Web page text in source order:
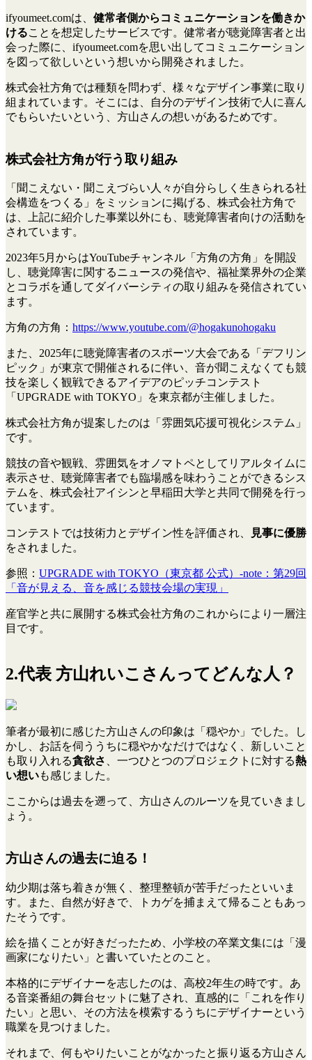
ifyoumeet.comは、 健常者側からコミュニケーションを働きか
けることを想定したサービスです。健常者が聴覚障害者と出
会った際に、ifyoumeet.comを思い出してコミュニケーション
を図って欲しいという想いから開発されました。
株式会社方角では種類を問わず、様々なデザイン事業に取り
組まれています。そこには、自分のデザイン技術で人に喜ん
でもらいたいという、方山さんの想いがあるためです。
株式会社方角が行う取り組み
「聞こえない・聞こえづらい人々が自分らしく生きられる社
会構造をつくる」をミッションに掲げる、株式会社方角で
は、上記に紹介した事業以外にも、聴覚障害者向けの活動を
されています。
2023年5月からはYouTubeチャンネル「方角の方角」を開設
し、聴覚障害に関するニュースの発信や、福祉業界外の企業
とコラボを通してダイバーシティの取り組みを発信されてい
ます。
方角の方角： https://www.youtube.com/@hogakunohogaku
また、2025年に聴覚障害者のスポーツ大会である「デフリン
ピック」が東京で開催されるに伴い、音が聞こえなくても競
技を楽しく観戦できるアイデアのピッチコンテスト
「UPGRADE with TOKYO」を東京都が主催しました。
株式会社方角が提案したのは「雰囲気応援可視化システム」
です。
競技の音や観戦、雰囲気をオノマトペとしてリアルタイムに
表示させ、聴覚障害者でも臨場感を味わうことができるシス
テムを、株式会社アイシンと早稲田大学と共同で開発を行っ
ています。
コンテストでは技術力とデザイン性を評価され、
見事に優勝
をされました。
参照： UPGRADE with TOKYO（東京都 公式）-note：第29回
「音が見える、音を感じる競技会場の実現」
産官学と共に展開する株式会社方角のこれからにより一層注
目です。
2.代表 方山れいこさんってどんな人？
筆者が最初に感じた方山さんの印象は「穏やか」でした。し
かし、お話を伺ううちに穏やかなだけではなく、新しいこと
も取り入れる貪欲さ 、一つひとつのプロジェクトに対する熱
い想いも感じました。
ここからは過去を遡って、方山さんのルーツを見ていきまし
ょう。
方山さんの過去に迫る！
幼少期は落ち着きが無く、整理整頓が苦手だったといいま
す。また、自然が好きで、トカゲを捕まえて帰ることもあっ
たそうです。
絵を描くことが好きだったため、小学校の卒業文集には「漫
画家になりたい」と書いていたとのこと。
本格的にデザイナーを志したのは、高校2年生の時です。あ
る音楽番組の舞台セットに魅了され、直感的に「これを作り
たい」と思い、その方法を模索するうちにデザイナーという
職業を見つけました。
それまで、何もやりたいことがなかったと振り返る方山さん